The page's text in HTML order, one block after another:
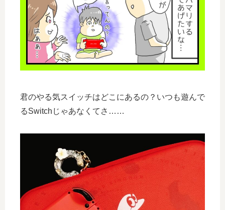
君のやる気スイッチはどこにあるの？いつも遊んで
るSwitchじゃあなくてさ……